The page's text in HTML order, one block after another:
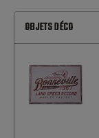
OBJETS DÉCO